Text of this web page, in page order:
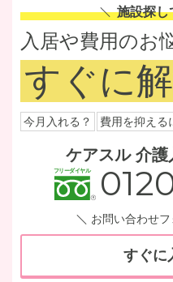
施設探し
入居や費用のお
すぐに
今月入れる？ 費用を抑える
ケアスル 介
お問い合わせ
すぐに